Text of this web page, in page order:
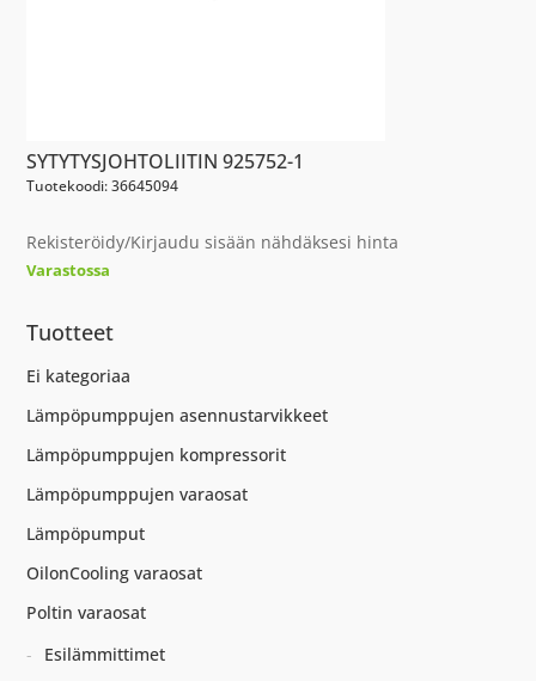
SYTYTYSJOHTOLIITIN 925752-1
Tuotekoodi: 36645094
Rekisteröidy/Kirjaudu sisään nähdäksesi hinta
Varastossa
Tuotteet
Ei kategoriaa
Lämpöpumppujen asennustarvikkeet
Lämpöpumppujen kompressorit
Lämpöpumppujen varaosat
Lämpöpumput
OilonCooling varaosat
Poltin varaosat
Esilämmittimet